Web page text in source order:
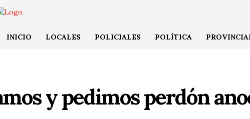
INICIO LOCALES POLICIALES POLÍTICA
y pedimos perdón